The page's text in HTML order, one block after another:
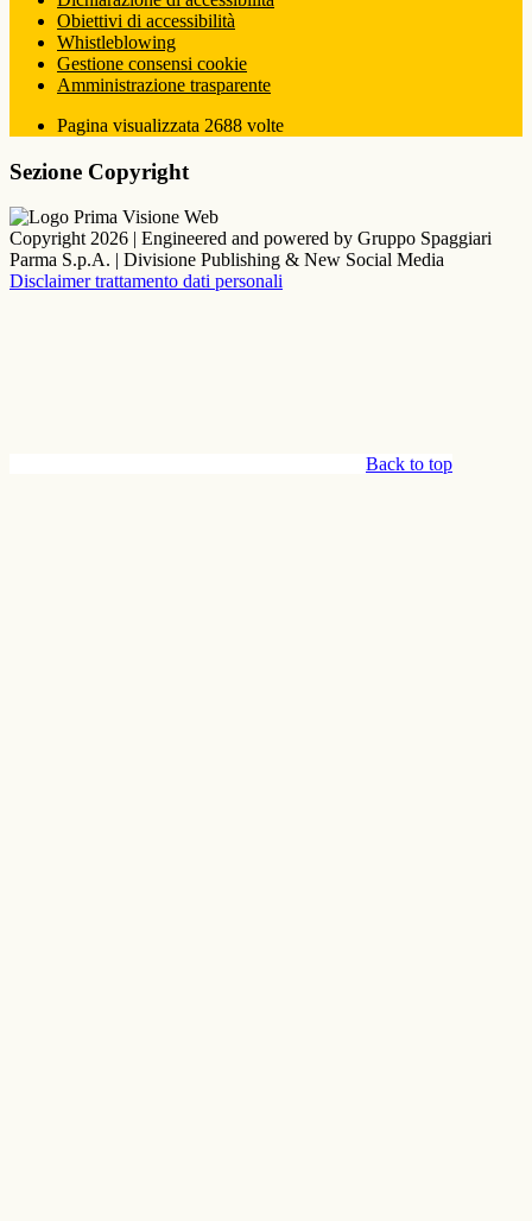
Obiettivi di accessibilità
Whistleblowing
Gestione consensi cookie
Amministrazione trasparente
Pagina visualizzata 2688 volte
Sezione Copyright
Copyright 2026 | Engineered and powered by Gruppo Spaggiari
Parma S.p.A. | Divisione Publishing & New Social Media
Disclaimer trattamento dati personali
Back to top